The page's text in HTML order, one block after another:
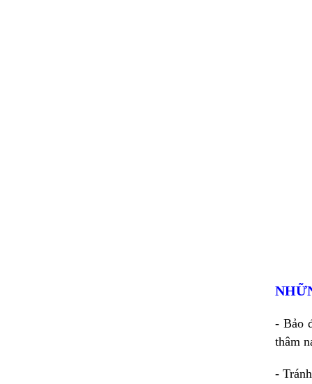
- Bảo
thâm
-